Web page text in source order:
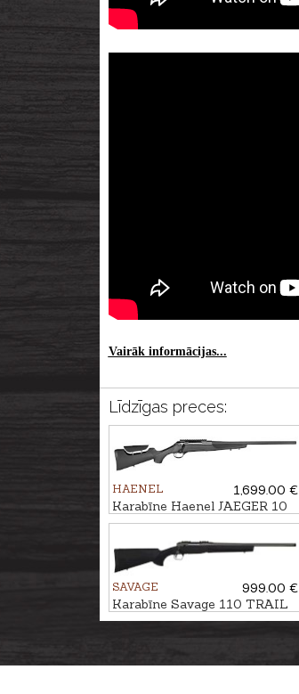
Vairāk informācijas...
Līdzīgas preces:
HAENEL
1,699.00 €
Karabīne Haenel JAEGER 10
Varmint Sporter kal. 6,5
Creedmoor M15x1
SAVAGE
999.00 €
Karabīne Savage 110 TRAIL
Hunter Lite kal. .223Rem.